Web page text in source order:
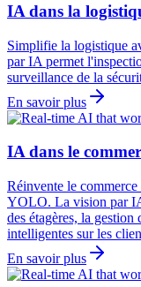
IA dans la
Simplifie la logistique
par IA permet
surveillance de la
En savoir plus
IA dans le
Réinvente le
YOLO. La vision par
des étagères, la
intelligentes sur les
En savoir plus